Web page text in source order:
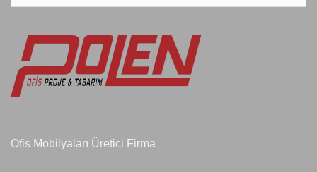
Ofis Mobilyaları Üretici Firma